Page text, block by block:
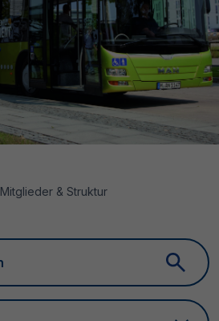
Mitglieder & Struktur